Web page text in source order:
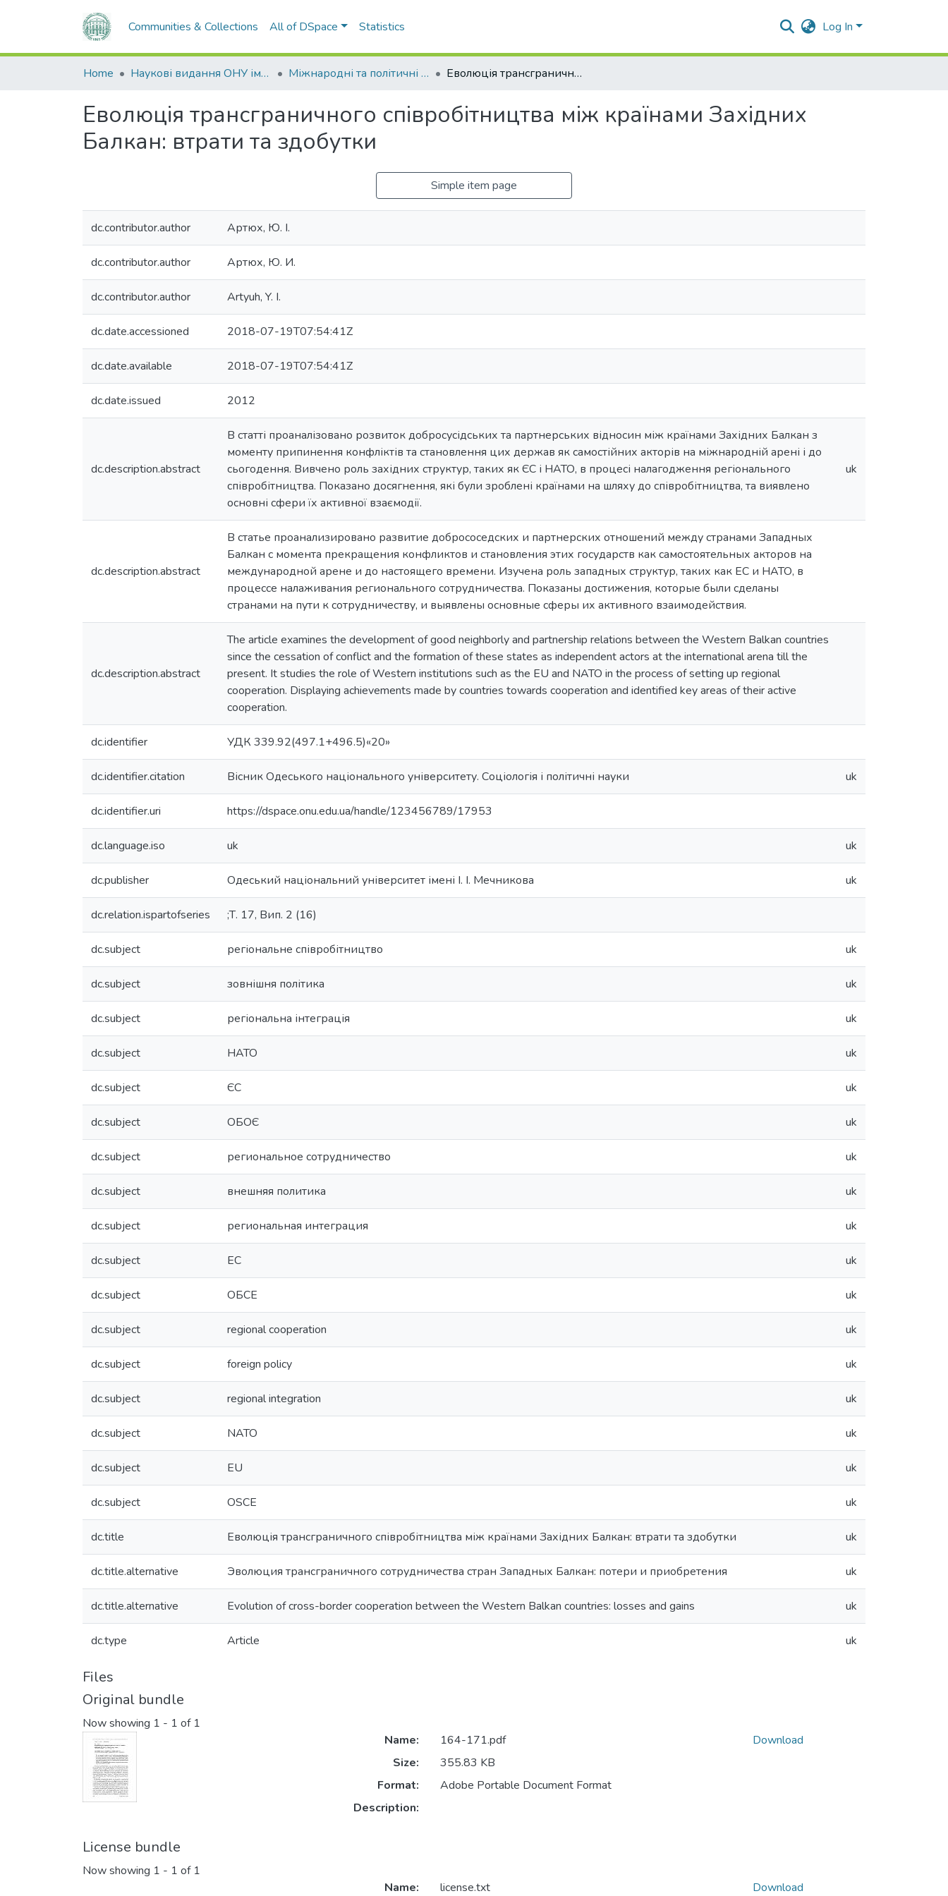
Communities & Collections All of DSpace Statistics Log In
Home Наукові видання ОНУ імені І. І. Мечникова Міжнародні та політичні дослідження Еволюція трансграничного співробітництва між країнами Західних Балкан: втрати та здобутки
Еволюція трансграничного співробітництва між країнами Західних
Балкан: втрати та здобутки
Simple item page
dc.contributor.author Артюх, Ю. І.
dc.contributor.author Артюх, Ю. И.
dc.contributor.author Artyuh, Y. I.
dc.date.accessioned 2018-07-19T07:54:41Z
dc.date.available 2018-07-19T07:54:41Z
dc.date.issued 2012
dc.description.abstract
В статті проаналізовано розвиток добросусідських та партнерських відносин між країнами Західних Балкан з
моменту припинення конфліктів та становлення цих держав як самостійних акторів на міжнародній арені і до
сьогодення. Вивчено роль західних структур, таких як ЄС і НАТО, в процесі налагодження регіонального
співробітництва. Показано досягнення, які були зроблені країнами на шляху до співробітництва, та виявлено
основні сфери їх активної взаємодії.
uk
dc.description.abstract
В статье проанализировано развитие добрососедских и партнерских отношений между странами Западных
Балкан с момента прекращения конфликтов и становления этих государств как самостоятельных акторов на
международной арене и до настоящего времени. Изучена роль западных структур, таких как ЕС и НАТО, в
процессе налаживания регионального сотрудничества. Показаны достижения, которые были сделаны
странами на пути к сотрудничеству, и выявлены основные сферы их активного взаимодействия.
dc.description.abstract
The article examines the development of good neighborly and partnership relations between the Western Balkan countries
since the cessation of conflict and the formation of these states as independent actors at the international arena till the
present. It studies the role of Western institutions such as the EU and NATO in the process of setting up regional
cooperation. Displaying achievements made by countries towards cooperation and identified key areas of their active
cooperation.
dc.identifier УДК 339.92(497.1+496.5)«20»
dc.identifier.citation Вісник Одеського національного університету. Соціологія і політичні науки uk
dc.identifier.uri https://dspace.onu.edu.ua/handle/123456789/17953
dc.language.iso uk uk
dc.publisher Одеський національний університет імені І. І. Мечникова uk
dc.relation.ispartofseries ;Т. 17, Вип. 2 (16)
dc.subject регіональне співробітництво uk
dc.subject зовнішня політика uk
dc.subject регіональна інтеграція uk
dc.subject НАТО uk
dc.subject ЄС uk
dc.subject ОБОЄ uk
dc.subject региональное сотрудничество uk
dc.subject внешняя политика uk
dc.subject региональная интеграция uk
dc.subject ЕС uk
dc.subject ОБСЕ uk
dc.subject regional cooperation uk
dc.subject foreign policy uk
dc.subject regional integration uk
dc.subject NATO uk
dc.subject EU uk
dc.subject OSCE uk
dc.title Еволюція трансграничного співробітництва між країнами Західних Балкан: втрати та здобутки uk
dc.title.alternative Эволюция трансграничного сотрудничества стран Западных Балкан: потери и приобретения uk
dc.title.alternative Evolution of cross-border cooperation between the Western Balkan countries: losses and gains uk
dc.type Article uk
Files
Original bundle
Now showing 1 - 1 of 1
Name:
164-171.pdf
Size:
355.83 KB
Format:
Adobe Portable Document Format
Description:
Download
License bundle
Now showing 1 - 1 of 1
Name:
license.txt Download